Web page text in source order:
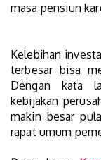
masa pensiun
Kelebihan
terbesar bisa
Dengan kata
kebijakan
makin besar
rapat umum